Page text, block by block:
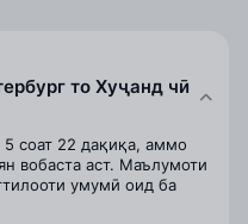
то Хуҷанд чӣ
соат 22 дақиқа, аммо
вобаста аст. Маълумоти
умумӣ оид ба